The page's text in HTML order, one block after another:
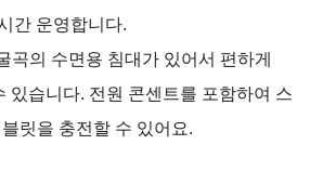
간 운영합니다.
곡의 수면용 침대가 있어서 편하게
있습니다. 전원 콘센트를 포함하여 스
릿을 충전할 수 있어요.